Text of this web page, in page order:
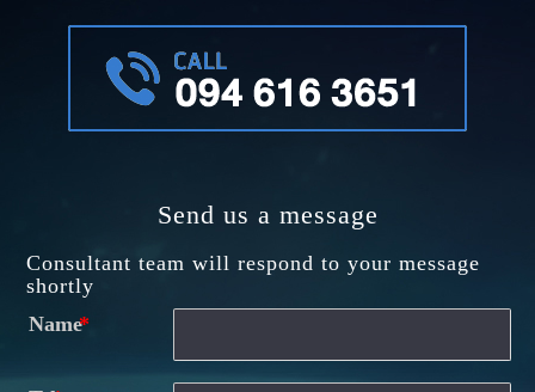
Send us a message
Consultant team will respond to your message
shortly
Name